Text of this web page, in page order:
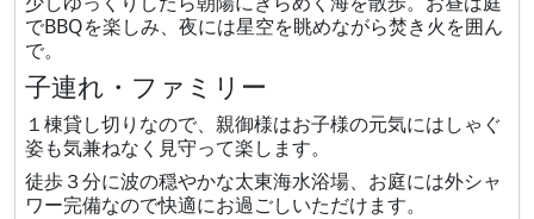
でBBQを楽しみ、夜には星空を眺めながら焚き火を囲ん
で。
子連れ・ファミリー
１棟貸し切りなので、親御様はお子様の元気にはしゃぐ
姿も気兼ねなく見守って楽します。
徒歩３分に波の穏やかな太東海水浴場、お庭には外シャ
ワー完備なので快適にお過ごしいただけます。